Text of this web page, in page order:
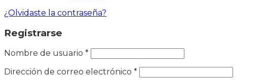
¿Olvidaste la contraseña?
Registrarse
Nombre de usuario *
Dirección de correo electrónico *